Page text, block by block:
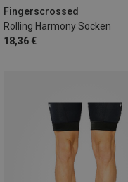
Fingerscrossed
Rolling Harmony Socken
18,36 €
43|44|45|46